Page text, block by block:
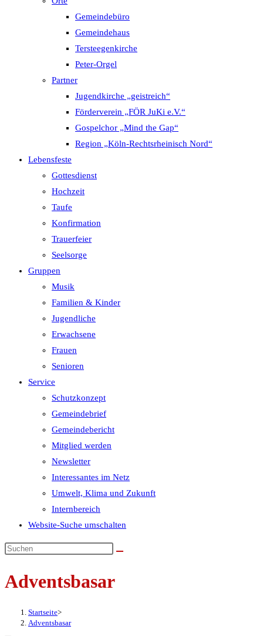
Gemeindebüro
Gemeindehaus
Tersteegenkirche
Peter-Orgel
Partner
Jugendkirche „geistreich“
Förderverein „FÖR JuKi e.V.“
Gospelchor „Mind the Gap“
Region „Köln-Rechtsrheinisch Nord“
Lebensfeste
Gottesdienst
Hochzeit
Taufe
Konfirmation
Trauerfeier
Seelsorge
Gruppen
Musik
Familien & Kinder
Jugendliche
Erwachsene
Frauen
Senioren
Service
Schutzkonzept
Gemeindebrief
Gemeindebericht
Mitglied werden
Newsletter
Interessantes im Netz
Umwelt, Klima und Zukunft
Internbereich
Website-Suche umschalten
Adventsbasar
Startseite>
Adventsbasar